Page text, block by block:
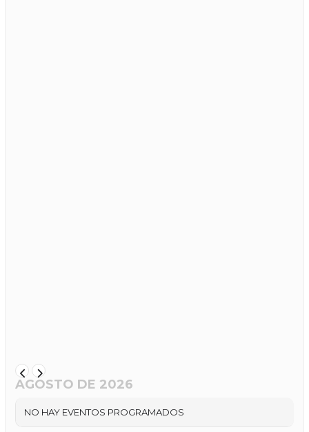
AGOSTO DE 2026
NO HAY EVENTOS PROGRAMADOS